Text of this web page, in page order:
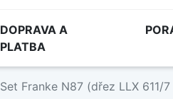
DOPRAVA A
PLATBA
Set Franke N87 (dřez LLX 611/